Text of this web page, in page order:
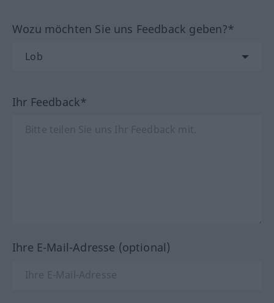
Wozu möchten Sie uns Feedback geben?*
Ihr Feedback*
Ihre E-Mail-Adresse (optional)